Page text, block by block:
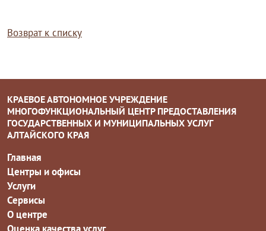
Возврат к списку
КРАЕВОЕ АВТОНОМНОЕ УЧРЕЖДЕНИЕ
МНОГОФУНКЦИОНАЛЬНЫЙ ЦЕНТР ПРЕДОСТАВЛЕНИЯ
ГОСУДАРСТВЕННЫХ И МУНИЦИПАЛЬНЫХ УСЛУГ
АЛТАЙСКОГО КРАЯ
Главная
Центры и офисы
Услуги
Сервисы
О центре